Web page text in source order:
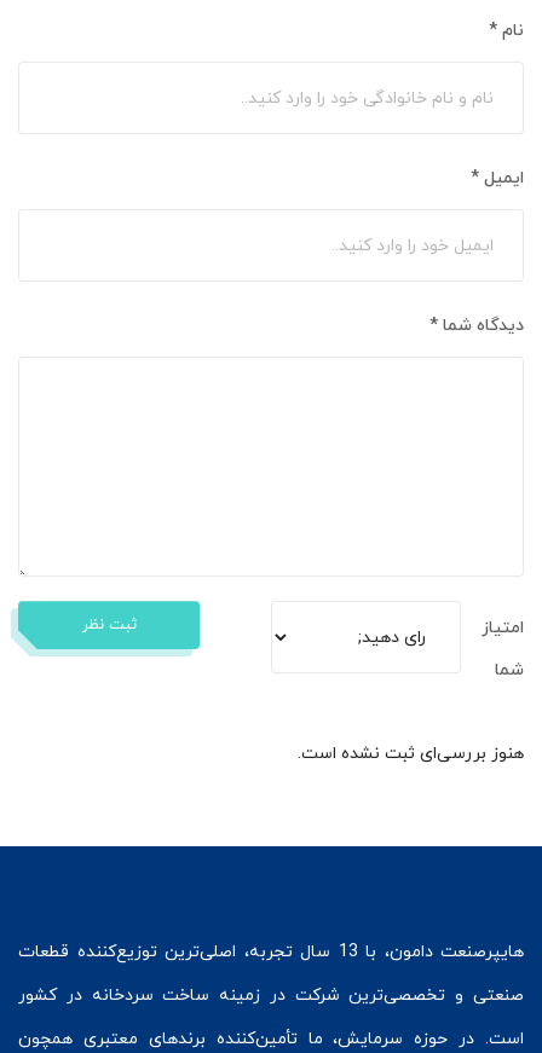
نام *
ایمیل *
دیدگاه شما *
امتیاز
شما
ثبت نظر
هنوز بررسی‌ای ثبت نشده است.
هایپرصنعت
دامون، با 13 سال تجربه، اصلی‌ترین توزیع‌کننده قطعات
صنعتی و تخصصی‌ترین شرکت در زمینه ساخت سردخانه در کشور
است. در حوزه سرمایش، ما تأمین‌کننده برندهای معتبری همچون